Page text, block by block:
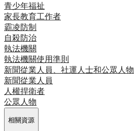
青少年福祉
家長教育工作者
霸凌防制
自殺防治
執法機關
執法機關使用準則
新聞從業人員、社運人士和公眾人物
新聞從業人員
人權捍衛者
公眾人物
相關資源